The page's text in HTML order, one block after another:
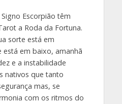
Escorpião têm
a Roda da Fortuna.
sorte está em
em baixo, amanhã
e a instabilidade
nativos que tanto
mas, se
com os ritmos do